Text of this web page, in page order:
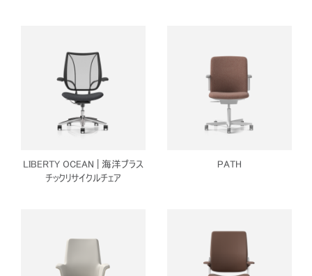
LIBERTY OCEAN | 海洋プラス
チックリサイクルチェア
PATH